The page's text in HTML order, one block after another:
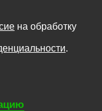
на обработку
.